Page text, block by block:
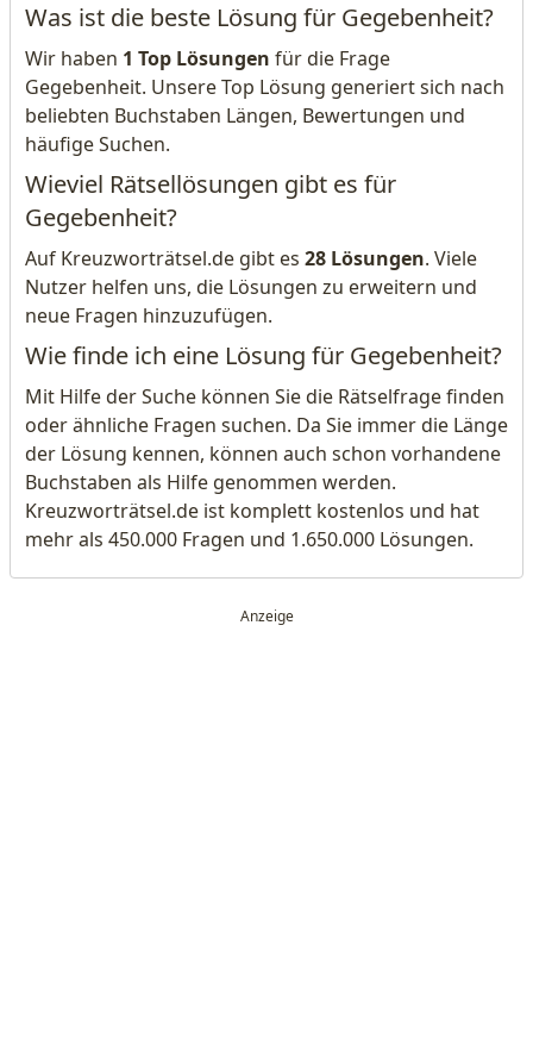
Was ist die beste Lösung für Gegebenheit?
Wir haben 1 Top Lösungen für die Frage
Gegebenheit. Unsere Top Lösung generiert sich nach
beliebten Buchstaben Längen, Bewertungen und
häufige Suchen.
Wieviel Rätsellösungen gibt es für
Gegebenheit?
Auf Kreuzworträtsel.de gibt es 28 Lösungen. Viele
Nutzer helfen uns, die Lösungen zu erweitern und
neue Fragen hinzuzufügen.
Wie finde ich eine Lösung für Gegebenheit?
Mit Hilfe der Suche können Sie die Rätselfrage finden
oder ähnliche Fragen suchen. Da Sie immer die Länge
der Lösung kennen, können auch schon vorhandene
Buchstaben als Hilfe genommen werden.
Kreuzworträtsel.de ist komplett kostenlos und hat
mehr als 450.000 Fragen und 1.650.000 Lösungen.